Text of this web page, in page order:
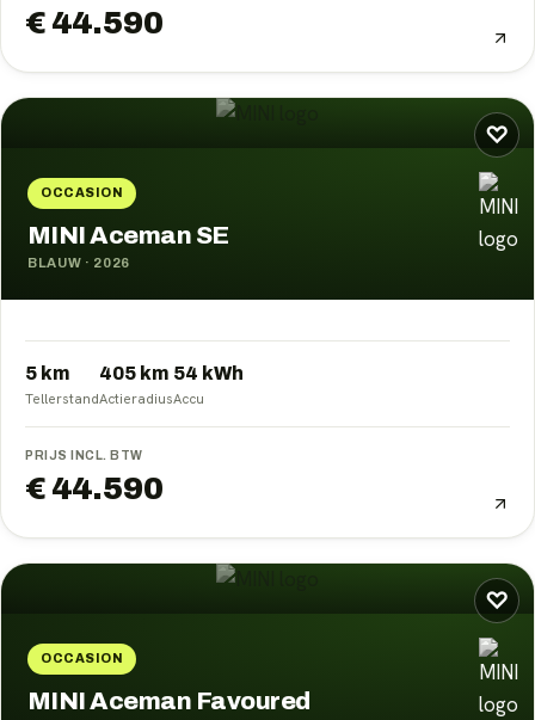
€ 44.590
♡
OCCASION
MINI Aceman SE
BLAUW · 2026
5 km
Tellerstand
405 km
Actieradius
54 kWh
Accu
PRIJS INCL. BTW
€ 44.590
♡
OCCASION
MINI Aceman Favoured